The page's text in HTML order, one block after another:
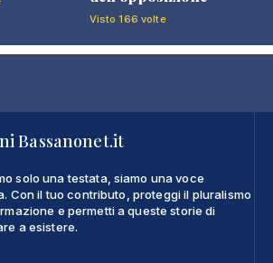
Visto 166 volte
Bassanonet.it
solo una testata, siamo una voce
Con il tuo contributo, proteggi il pluralismo
e permetti a queste storie di
a esistere.